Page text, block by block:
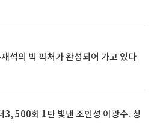
석의 빅 픽처가 완성되어 가고 있다
3, 500회 1탄 빛낸 조인성 이광수. 칭